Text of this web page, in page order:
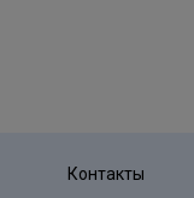
Контакты